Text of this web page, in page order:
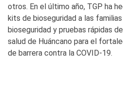
otros. En el último año, TGP ha
kits de bioseguridad a las
bioseguridad y pruebas rápidas
salud de Huáncano para el
de barrera contra la COVID-19.